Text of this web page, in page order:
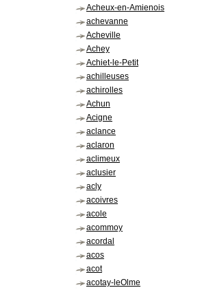
Acheux-en-Amienois
achevanne
Acheville
Achey
Achiet-le-Petit
achilleuses
achirolles
Achun
Acigne
aclance
aclaron
aclimeux
aclusier
acly
acoivres
acole
acommoy
acordal
acos
acot
acotay-leOlme